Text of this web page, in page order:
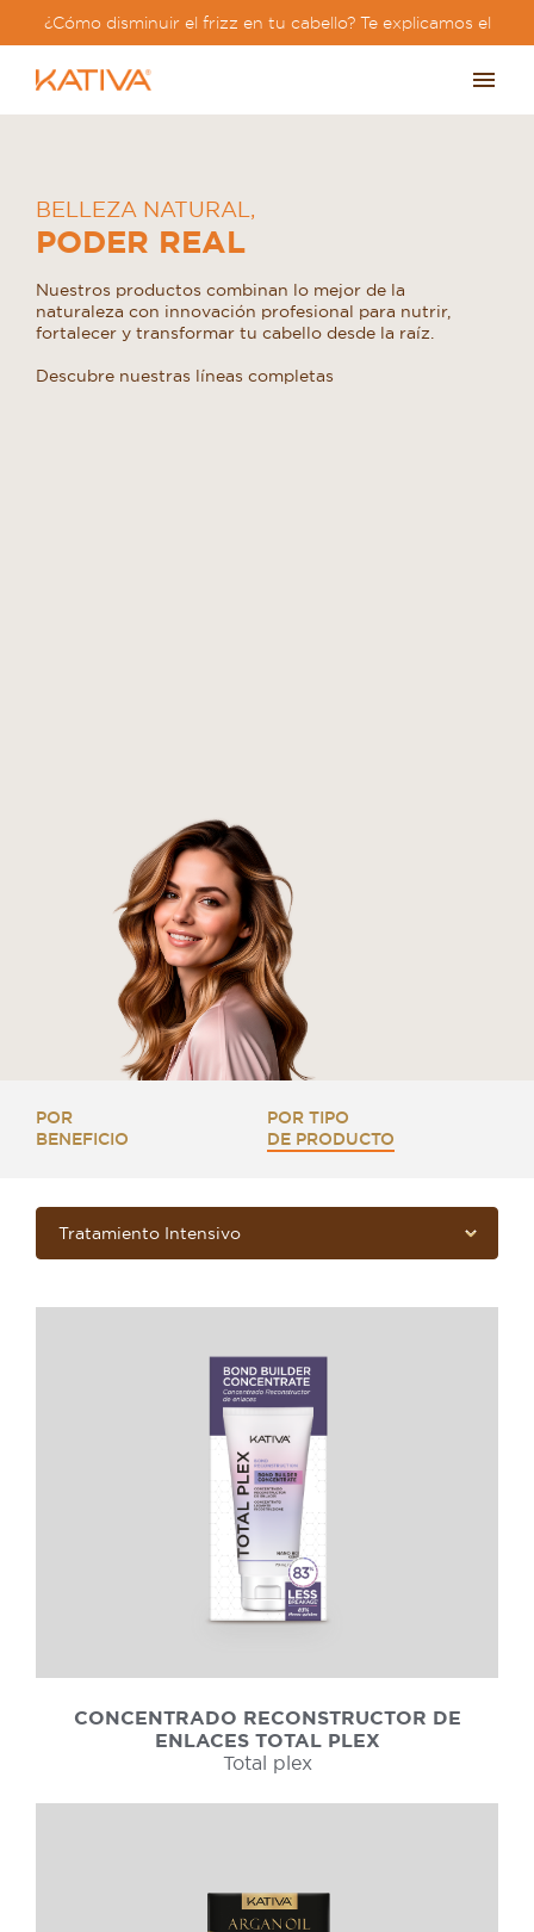
¿Cómo disminuir el frizz en tu cabello? Te explicamos el
BELLEZA NATURAL ,
PODER REAL
Nuestros productos combinan lo mejor de la
naturaleza con innovación profesional para nutrir,
fortalecer y transformar tu cabello desde la raíz.
Descubre nuestras líneas completas
POR
BENEFICIO
POR TIPO
DE PRODUCTO
CONCENTRADO RECONSTRUCTOR DE
ENLACES TOTAL PLEX
Total plex